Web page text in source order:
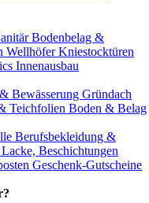
Bodenbelag &
Wellhöfer Kniestocktüren
Innenausbau
Bewässerung Gründach
Teichfolien Boden & Belag
Berufsbekleidung &
Beschichtungen
Geschenk-Gutscheine